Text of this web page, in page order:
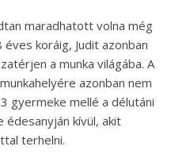
maradhatott volna még
koráig, Judit azonban
a munka világába. A
azonban nem
gyermeke mellé a délutáni
kívül, akit
terhelni.